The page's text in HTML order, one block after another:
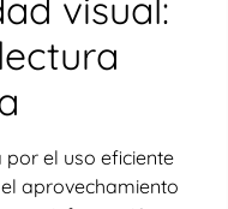
por el uso eficiente
aprovechamiento